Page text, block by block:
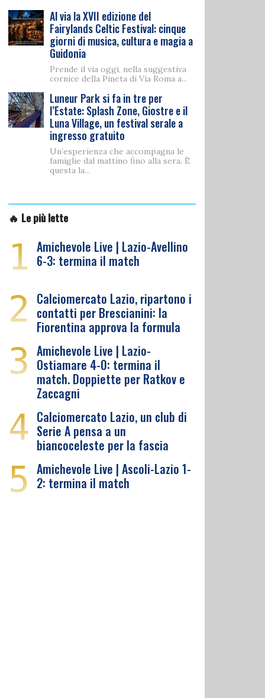
Al via la XVII edizione del
Fairylands Celtic Festival: cinque
giorni di musica, cultura e magia a
Guidonia
Prende il via oggi, nella suggestiva
cornice della Pineta di Via Roma a...
Luneur Park si fa in tre per
l’Estate: Splash Zone, Giostre e il
Luna Village, un festival serale a
ingresso gratuito
Un’esperienza che accompagna le
famiglie dal mattino fino alla sera. È
questa la...
🔥 Le più lette
1 Amichevole Live | Lazio-Avellino
6-3: termina il match
2 Calciomercato Lazio, ripartono i
contatti per Brescianini: la
Fiorentina approva la formula
3 Amichevole Live | Lazio-
Ostiamare 4-0: termina il
match. Doppiette per Ratkov e
Zaccagni
4 Calciomercato Lazio, un club di
Serie A pensa a un
biancoceleste per la fascia
5 Amichevole Live | Ascoli-Lazio 1-
2: termina il match